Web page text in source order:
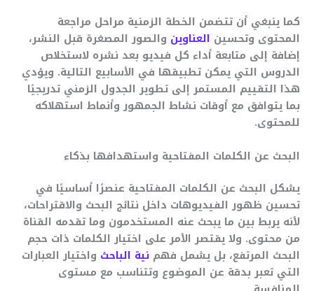
كما ينبغي أن تتضمن الخطة الزمنية مراحل مراجعة
المحتوى وتحسين العناوين والصور المصغرة قبل النشر،
إضافة إلى متابعة أداء كل فيديو بعد نشره لاستخلاص
الدروس التي يمكن تطبيقها في الأسابيع التالية. ويؤدي
هذا التقييم المستمر إلى تطوير الجدول الزمني تدريجيًا
بما يتوافق مع أوقات نشاط الجمهور وأنماط استهلاكه
للمحتوى.
البحث عن الكلمات المفتاحية واستهدافها بذكاء
يشكل البحث عن الكلمات المفتاحية عنصرًا أساسيًا في
تحسين ظهور الفيديوهات داخل نتائج البحث والاقتراحات،
لأنه يربط بين ما يبحث عنه المستخدمون وما تقدمه القناة
من محتوى. ولا يقتصر الأمر على اختيار الكلمات ذات حجم
البحث المرتفع، بل يشمل فهم نية الباحث واختيار العبارات
التي تعبر بدقة عن الموضوع وتتناسب مع مستوى